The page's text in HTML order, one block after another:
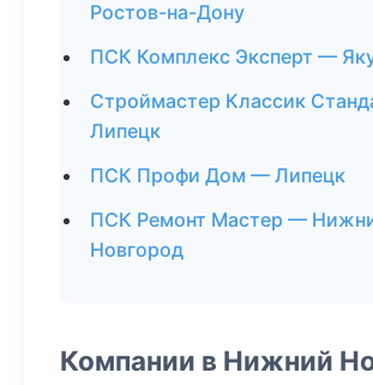
Ростов-на-Дону
ПСК Комплекс Эксперт —
Строймастер Классик
Липецк
ПСК Профи Дом — Липецк
ПСК Ремонт Мастер —
Новгород
Компании в Нижний